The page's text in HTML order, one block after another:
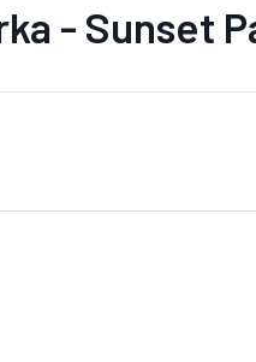
- Sunset